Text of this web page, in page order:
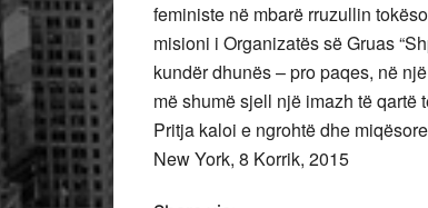
feministe në mbarë rruzullin
misioni i Organizatës së Gruas
kundër dhunës – pro paqes, në
më shumë sjell një imazh të qartë
Pritja kaloi e ngrohtë dhe
New York, 8 Korrik, 2015